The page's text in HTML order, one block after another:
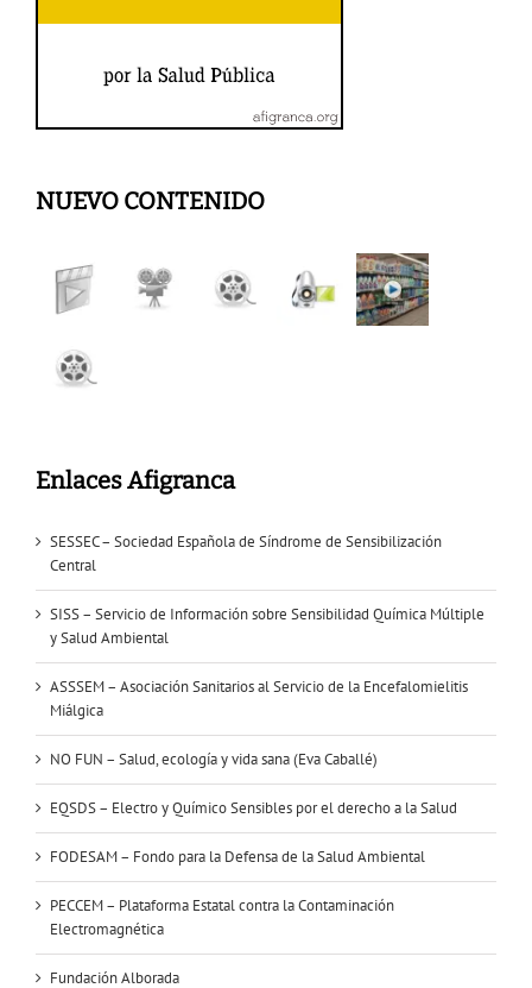
NUEVO CONTENIDO
Enlaces Afigranca
SESSEC – Sociedad Española de Síndrome de Sensibilización
Central
SISS – Servicio de Información sobre Sensibilidad Química Múltiple
y Salud Ambiental
ASSSEM – Asociación Sanitarios al Servicio de la Encefalomielitis
Miálgica
NO FUN – Salud, ecología y vida sana (Eva Caballé)
EQSDS – Electro y Químico Sensibles por el derecho a la Salud
FODESAM – Fondo para la Defensa de la Salud Ambiental
PECCEM – Plataforma Estatal contra la Contaminación
Electromagnética
Fundación Alborada